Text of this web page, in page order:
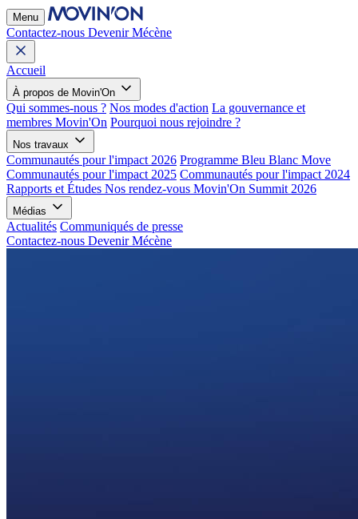
Menu
Contactez-nous Devenir Mécène
Accueil
À propos de Movin'On
Qui sommes-nous ? Nos modes d'action La gouvernance et
membres Movin'On Pourquoi nous rejoindre ?
Nos travaux
Communautés pour l'impact 2026 Programme Bleu Blanc Move
Communautés pour l'impact 2025 Communautés pour l'impact 2024
Rapports et Études Nos rendez-vous Movin'On Summit 2026
Médias
Actualités Communiqués de presse
Contactez-nous Devenir Mécène